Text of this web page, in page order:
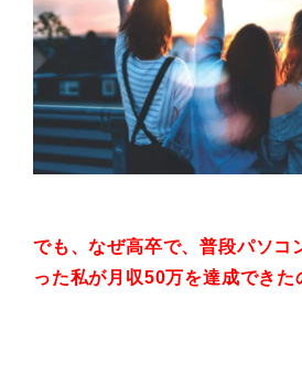
でも、なぜ高卒で、普段パソコ
った私が月収50万を達成できた